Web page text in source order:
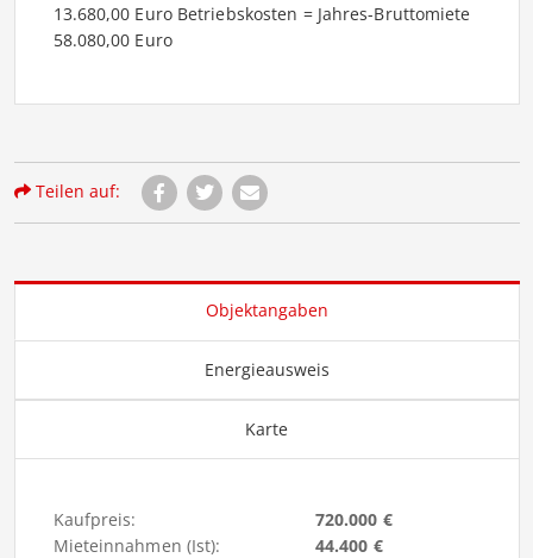
13.680,00 Euro Betriebskosten = Jahres-Bruttomiete
58.080,00 Euro
Teilen auf:
Objektangaben
Energieausweis
Karte
Kaufpreis:
720.000 €
Mieteinnahmen (Ist):
44.400 €